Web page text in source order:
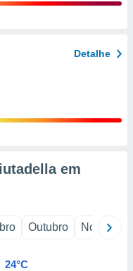
Detalhe
em
Outubro Novembro
24°C